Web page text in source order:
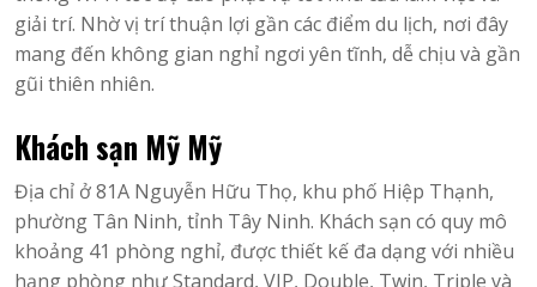
giải trí. Nhờ vị trí thuận lợi gần các điểm du lịch, nơi đây
mang đến không gian nghỉ ngơi yên tĩnh, dễ chịu và gần
gũi thiên nhiên.
Khách sạn Mỹ Mỹ
Địa chỉ ở 81A Nguyễn Hữu Thọ, khu phố Hiệp Thạnh,
phường Tân Ninh, tỉnh Tây Ninh. Khách sạn có quy mô
khoảng 41 phòng nghỉ, được thiết kế đa dạng với nhiều
hạng phòng như Standard, VIP, Double, Twin, Triple và